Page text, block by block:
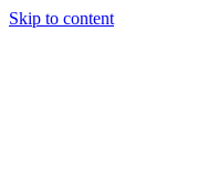
Skip to content